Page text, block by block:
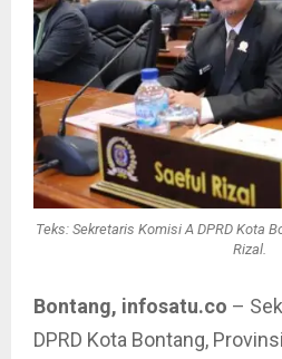
Teks: Sekretaris Komisi A DPRD Kota
Rizal.
Bontang, infosatu.co –
DPRD Kota Bontang,